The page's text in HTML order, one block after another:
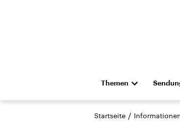
Themen
Die Nachrichten
Hörspiel und Feature
Startseite /